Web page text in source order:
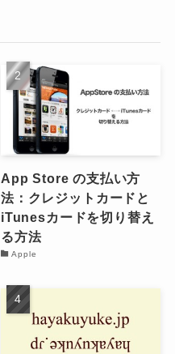
App Store の支払い方
法：クレジットカードと
iTunesカードを切り替え
る方法
Apple